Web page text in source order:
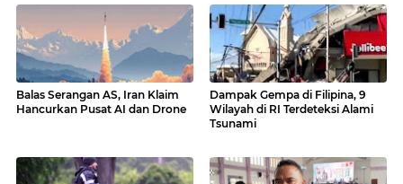
Balas Serangan AS, Iran Klaim
Hancurkan Pusat AI dan Drone
Dampak Gempa di Filipina, 9
Wilayah di RI Terdeteksi Alami
Tsunami